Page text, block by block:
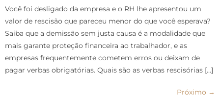
Você foi desligado da empresa e o RH lhe apresentou um
valor de rescisão que pareceu menor do que você esperava?
Saiba que a demissão sem justa causa é a modalidade que
mais garante proteção financeira ao trabalhador, e as
empresas frequentemente cometem erros ou deixam de
pagar verbas obrigatórias. Quais são as verbas rescisórias […]
Próximo →